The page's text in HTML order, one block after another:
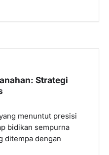
Strategi
menuntut presisi
bidikan sempurna
ditempa dengan